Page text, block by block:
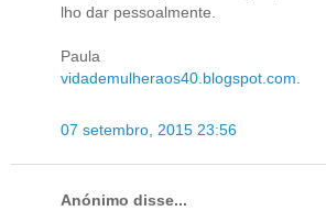
lho dar pessoalmente.
Paula
vidademulheraos40.blogspot.com
07 setembro, 2015 23:56
Anónimo disse...